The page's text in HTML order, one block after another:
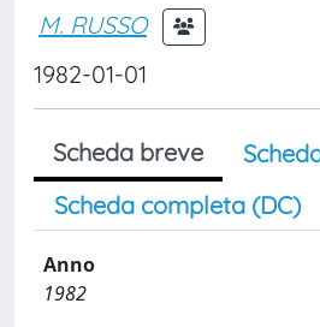
M. RUSSO
1982-01-01
Scheda breve
Scheda completa (DC)
Anno
1982